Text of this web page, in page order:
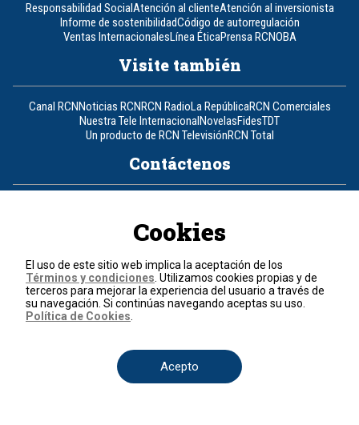
Responsabilidad SocialAtención al clienteAtención al inversionista
Informe de sostenibilidadCódigo de autorregulación
Ventas InternacionalesLínea ÉticaPrensa RCNOBA
Visite también
Canal RCNNoticias RCNRCN RadioLa RepúblicaRCN Comerciales
Nuestra Tele InternacionalNovelasFidesTDT
Un producto de RCN TelevisiónRCN Total
Contáctenos
Política de datos personales
Términos y condiciones
© 2026, RCN Medios.
Todos los derechos reservados.
Cookies
El uso de este sitio web implica la aceptación de los
Términos y condiciones . Utilizamos cookies propias y de
terceros para mejorar la experiencia del usuario a través de
su navegación. Si continúas navegando aceptas su uso.
Política de Cookies
Acepto